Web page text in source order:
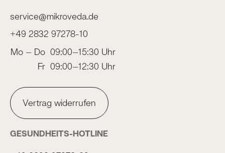
service@mikroveda.de
+49 2832 97278-10
Mo – Do 09:00–15:30 Uhr
Fr 09:00–12:30 Uhr
Vertrag widerrufen
GESUNDHEITS-HOTLINE